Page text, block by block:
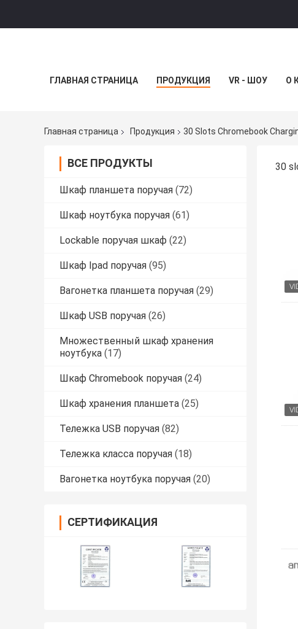
ГЛАВНАЯ СТРАНИЦА ПРОДУКЦИЯ VR - ШОУ О
Главная страница Продукция 30 Slots Chromebook
ВСЕ ПРОДУКТЫ
Шкаф планшета поручая (72)
Шкаф ноутбука поручая (61)
Lockable поручая шкаф (22)
Шкаф Ipad поручая (95)
Вагонетка планшета поручая (29)
Шкаф USB поручая (26)
Множественный шкаф хранения
ноутбука (17)
Шкаф Chromebook поручая (24)
Шкаф хранения планшета (25)
Тележка USB поручая (82)
Тележка класса поручая (18)
Вагонетка ноутбука поручая (20)
СЕРТИФИКАЦИЯ
30